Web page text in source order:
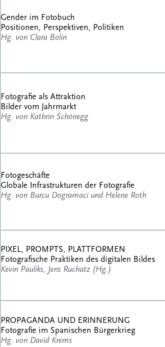
Gender im Fotobuch
Positionen, Perspektiven, Politiken
Hg. von Clara Bolin
Fotografie als Attraktion
Bilder vom Jahrmarkt
Hg. von Kathrin Schönegg
Fotogeschäfte
Globale Infrastrukturen der Fotografie
Hg. von Burcu Dogramaci und Helene Roth
PIXEL, PROMPTS, PLATTFORMEN
Fotografische Praktiken des digitalen Bildes
Kevin Pauliks, Jens Ruchatz (Hg.)
PROPAGANDA UND ERINNERUNG
Fotografie im Spanischen Bürgerkrieg
Hg. von David Krems